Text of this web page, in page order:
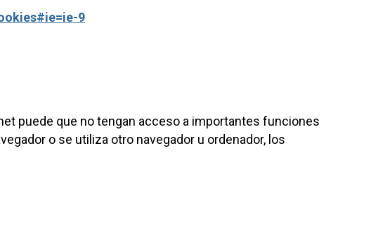
9
puede que no tengan acceso a importantes funciones
o se utiliza otro navegador u ordenador, los